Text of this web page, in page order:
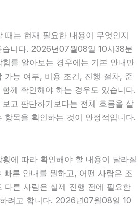
때는 현재 필요한 내용이 무엇인지
습니다. 2026년07월08일 10시38분
를 알아보는 경우에는 기본 안내만
가능 여부, 비용 조건, 진행 절차, 준
께 확인해야 하는 경우도 있습니다.
고 판단하기보다는 전체 흐름을 살
항목을 확인하는 것이 안정적입니다.
에 따라 확인해야 할 내용이 달라질
빠른 안내를 원하고, 어떤 사람은 조
다른 사람은 실제 진행 전에 필요한
려고 합니다. 2026년07월08일 10